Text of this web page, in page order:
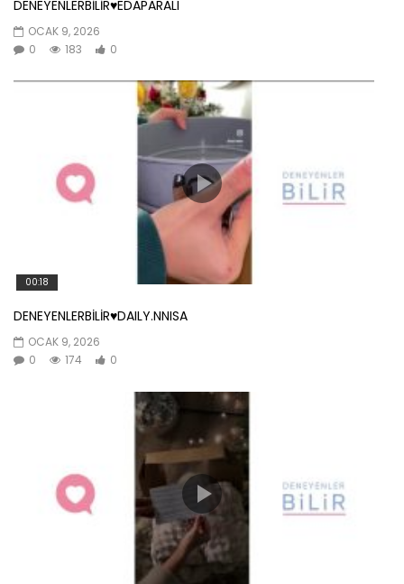
DENEYENLERBİLİR♥️EDAPARALI
OCAK 9, 2026
0
183 0
00:18
DENEYENLERBİLİR♥️DAILY.NNISA
OCAK 9, 2026
0
174 0